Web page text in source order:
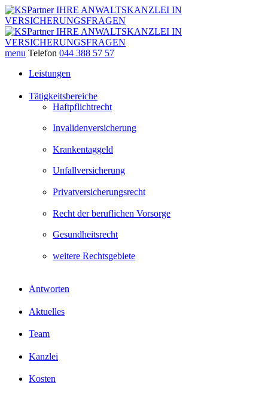
menu Telefon 044 388 57 57
Leistungen
Tätigkeitsbereiche
Haftpflichtrecht
Invalidenversicherung
Krankentaggeld
Unfallversicherung
Privatversicherungsrecht
Recht der beruflichen Vorsorge
Gesundheitsrecht
weitere Rechtsgebiete
Antworten
Aktuelles
Team
Kanzlei
Kosten